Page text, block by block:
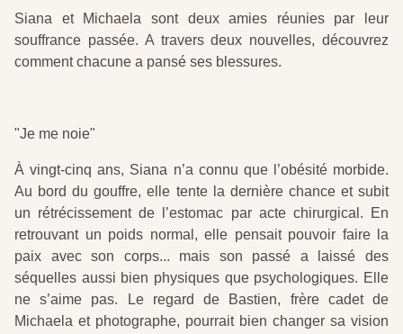
Siana et Michaela sont deux amies réunies par leur
souffrance passée. A travers deux nouvelles, découvrez
comment chacune a pansé ses blessures.
"Je me noie"
À vingt-cinq ans, Siana n’a connu que l’obésité morbide.
Au bord du gouffre, elle tente la dernière chance et subit
un rétrécissement de l’estomac par acte chirurgical. En
retrouvant un poids normal, elle pensait pouvoir faire la
paix avec son corps... mais son passé a laissé des
séquelles aussi bien physiques que psychologiques. Elle
ne s’aime pas. Le regard de Bastien, frère cadet de
Michaela et photographe, pourrait bien changer sa vision